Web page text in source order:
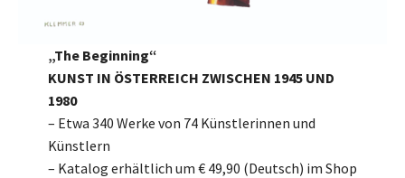
„The Beginning“
KUNST IN ÖSTERREICH ZWISCHEN 1945 UND
1980
– Etwa 340 Werke von 74 Künstlerinnen und
Künstlern
– Katalog erhältlich um € 49,90 (Deutsch) im Shop